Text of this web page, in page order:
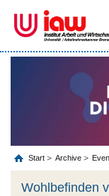
Start Archive
Wohlbefinden